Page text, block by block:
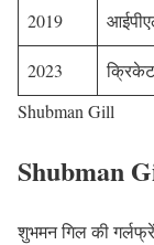
2019
2023
Shubman Gill
Shubman
शुभमन गिल की